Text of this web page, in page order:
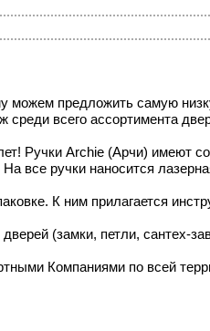
можем предложить самую
всего ассортимента
Ручки Archie (Арчи) имеют
все ручки наносится
К ним прилагается
дверей (замки, петли, сантех-
Компаниями по всей